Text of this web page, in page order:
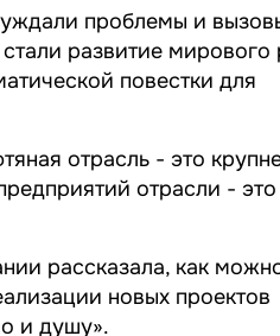
проблемы и
развитие мирового
повестки для
отрасль - это
отрасли - это
рассказала, как
новых проектов
и душу».